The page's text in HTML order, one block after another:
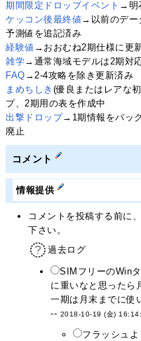
期間限定ドロップイベント →明
ケッコン後最終値→以前のデー
予測値を追記済み
経験値 →おおむね2期仕様に更
雑学→通常海域モデルは2期対
FAQ →2-4攻略を除き更新済み
まめちしき (優良またはレアな
プ、2期用の表を作成中
出撃ドロップ→1期情報をバッ
廃止
コメント
情報提供
コメントを投稿する前に
下さい。
過去ログ
SIMフリーのWin
に重いなと思ったら
一期は月末までに使
-- 2018-10-19 (金)
フラッシュ